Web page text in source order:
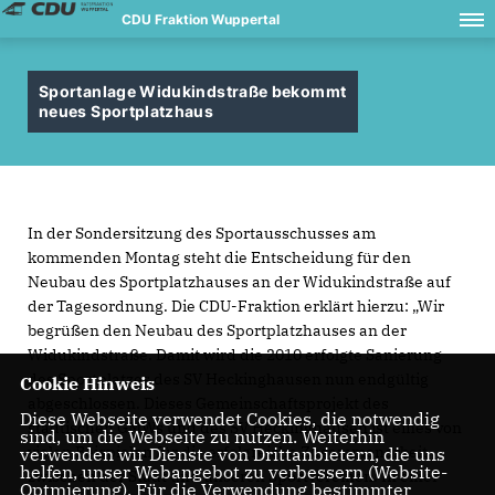
CDU Fraktion Wuppertal
Sportanlage Widukindstraße bekommt
neues Sportplatzhaus
In der Sondersitzung des Sportausschusses am
kommenden Montag steht die Entscheidung für den
Neubau des Sportplatzhauses an der Widukindstraße auf
der Tagesordnung. Die CDU-Fraktion erklärt hierzu: „Wir
begrüßen den Neubau des Sportplatzhauses an der
Widukindstraße. Damit wird die 2010 erfolgte Sanierung
des Sportplatzes des SV Heckinghausen nun endgültig
städtischen GMWs und des SV Heckinghausen ist eines von
vielen Beispielen für die erfolgreiche Zusammenarbeit
zwischen der Stadt und unseren Sportvereinen. In einer
Cookie Hinweis
Diese Webseite verwendet Cookies, die notwendig
sind, um die Webseite zu nutzen. Weiterhin
verwenden wir Dienste von Drittanbietern, die uns
helfen, unser Webangebot zu verbessern (Website-
Optmierung). Für die Verwendung bestimmter